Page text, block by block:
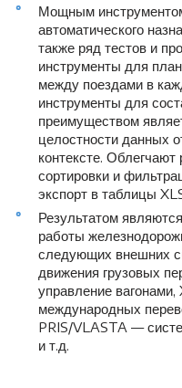
Мощным
автоматического
также ряд тестов и
инструменты для
между поездами в
инструменты для
преимуществом
целостности данных
контексте.
сортировки и
экспорт в таблицы
Результатом
работы
следующих внешних
движения грузовых
управление
международных
PRIS/VLASTA —
и т.д.